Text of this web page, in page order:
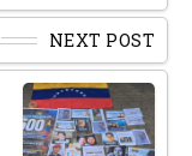
NEXT POST